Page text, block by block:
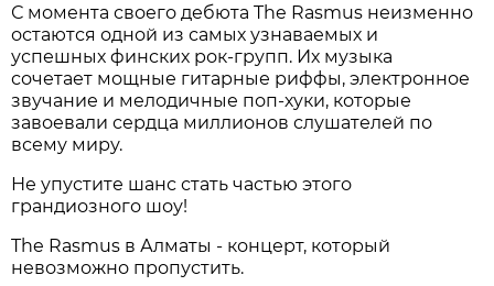
С момента своего дебюта The Rasmus неизменно
остаются одной из самых узнаваемых и
успешных финских рок-групп. Их музыка
сочетает мощные гитарные риффы, электронное
звучание и мелодичные поп-хуки, которые
завоевали сердца миллионов слушателей по
всему миру.
Не упустите шанс стать частью этого
грандиозного шоу!
The Rasmus в Алматы - концерт, который
невозможно пропустить.